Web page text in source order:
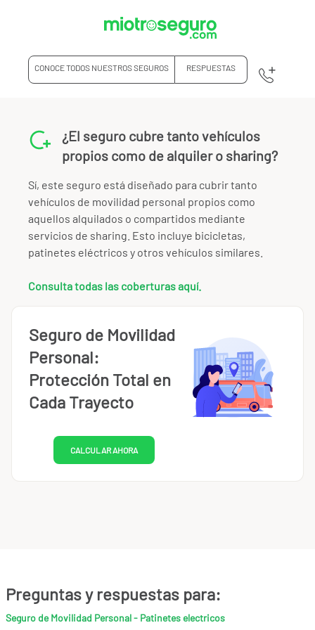
CONOCE TODOS NUESTROS SEGUROS RESPUESTAS
Preguntas y respuestas para:
Seguro de Movilidad Personal - Patinetes electricos
¿El seguro cubre tanto vehículos
propios como de alquiler o sharing?
Sí, este seguro está diseñado para cubrir tanto
vehículos de movilidad personal propios como
aquellos alquilados o compartidos mediante
servicios de sharing. Esto incluye bicicletas,
patinetes eléctricos y otros vehículos similares.
Consulta todas las coberturas aquí.
Seguro de Movilidad
Personal:
Protección Total en
Cada Trayecto
CALCULAR AHORA